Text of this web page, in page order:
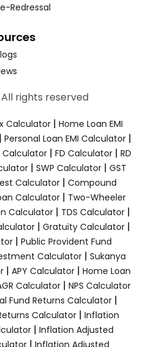
Redressal
rights reserved
Calculator | Home Loan EMI
| Personal Loan EMI Calculator |
Calculator | FD Calculator | RD
| SWP Calculator | GST
Calculator| Compound
Calculator| Two-Wheeler
Calculator| TDS Calculator|
| Gratuity Calculator|
| Public Provident Fund
Calculator| Sukanya
| APY Calculator| Home Loan
Calculator | NPS Calculator
Fund Returns Calculator |
Calculator| Inflation
| Inflation Adjusted
| Inflation Adjusted